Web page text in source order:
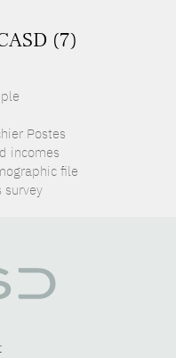
(7)
Postes
incomes
file
survey